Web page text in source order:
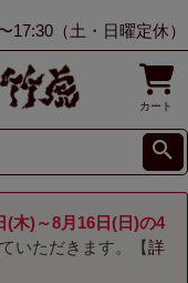
17:30（土・日曜定休）
カート
(木)～8月16日(日)の4
いただきます。【詳